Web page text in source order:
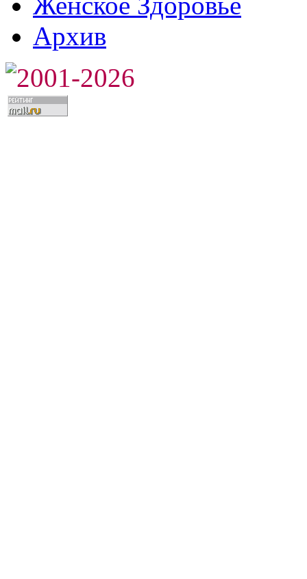
Архив
2001-2026